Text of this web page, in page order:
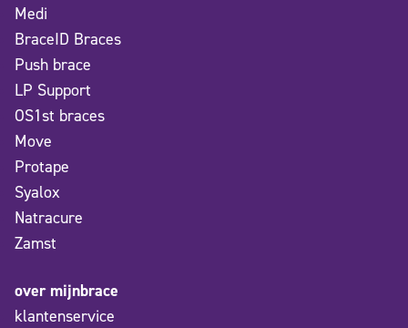
Medi
BraceID Braces
Push brace
LP Support
OS1st braces
Move
Protape
Syalox
Natracure
Zamst
over mijnbrace
klantenservice